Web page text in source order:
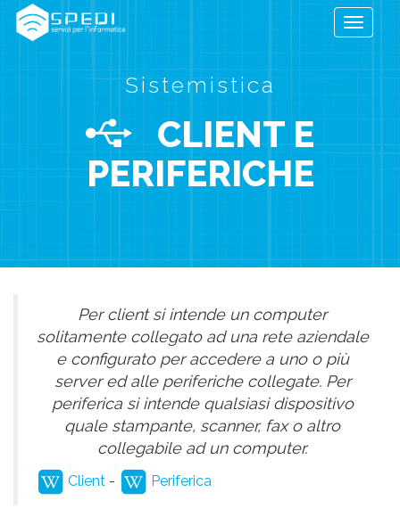
Toggle
Sistemistica
CLIENT E
PERIFERICHE
Per client si intende un computer
solitamente collegato ad una rete aziendale
e configurato per accedere a uno o più
server ed alle periferiche collegate. Per
periferica si intende qualsiasi dispositivo
quale stampante, scanner, fax o altro
collegabile ad un computer.
Client - Periferica